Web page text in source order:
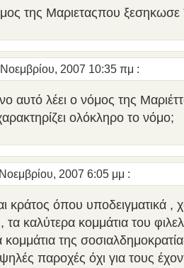
της Μαριεταςπου ξεσηκωσε
2007 10:35 πμ :
αυτό λέει ο νόμος της
ολόκληρο το νόμο;
2007 6:05 μμ :
κράτος όπου υποδειγματικά ,
τα καλύτερα κομμάτια του
κομμάτια της
παροχές όχι για τους